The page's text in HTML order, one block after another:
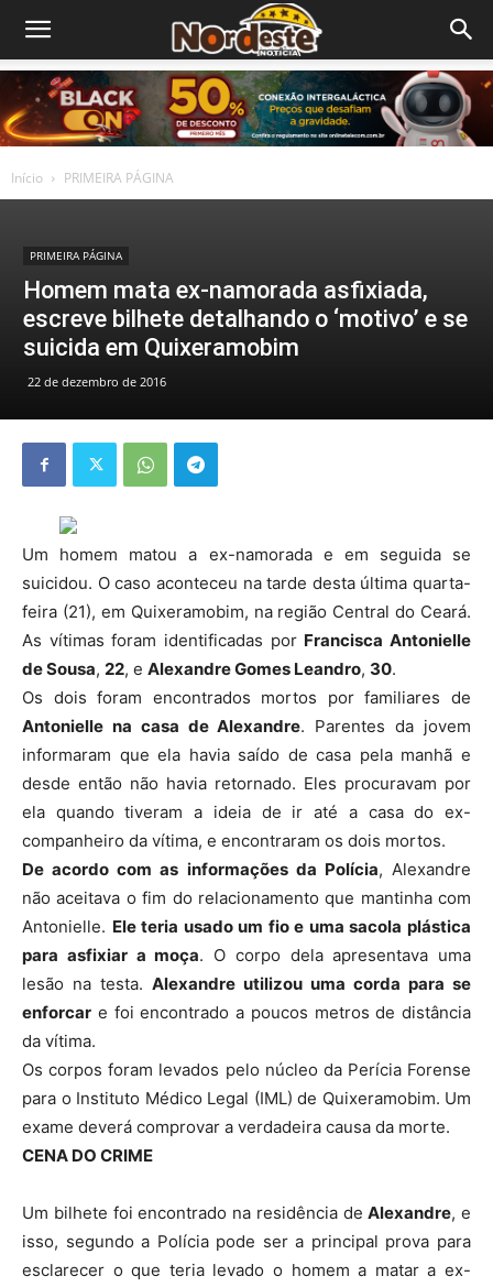
Início PRIMEIRA PÁGINA
PRIMEIRA PÁGINA
Homem mata ex-namorada asfixiada,
escreve bilhete detalhando o ‘motivo’ e se
suicida em Quixeramobim
22 de dezembro de 2016
Um homem matou a ex-namorada e em seguida se
suicidou. O caso aconteceu na tarde desta última quarta-
feira (21), em Quixeramobim, na região Central do Ceará.
As vítimas foram identificadas por Francisca Antonielle
de Sousa, 22, e Alexandre Gomes Leandro, 30.
Os dois foram encontrados mortos por familiares de
Antonielle na casa de Alexandre. Parentes da jovem
informaram que ela havia saído de casa pela manhã e
desde então não havia retornado. Eles procuravam por
ela quando tiveram a ideia de ir até a casa do ex-
companheiro da vítima, e encontraram os dois mortos.
De acordo com as informações da Polícia, Alexandre
não aceitava o fim do relacionamento que mantinha com
Antonielle. Ele teria usado um fio e uma sacola plástica
para asfixiar a moça. O corpo dela apresentava uma
lesão na testa. Alexandre utilizou uma corda para se
enforcar e foi encontrado a poucos metros de distância
da vítima.
Os corpos foram levados pelo núcleo da Perícia Forense
para o Instituto Médico Legal (IML) de Quixeramobim. Um
exame deverá comprovar a verdadeira causa da morte.
CENA DO CRIME
Um bilhete foi encontrado na residência deAlexandre, e
isso, segundo a Polícia pode ser a principal prova para
esclarecer o que teria levado o homem a matar a ex-